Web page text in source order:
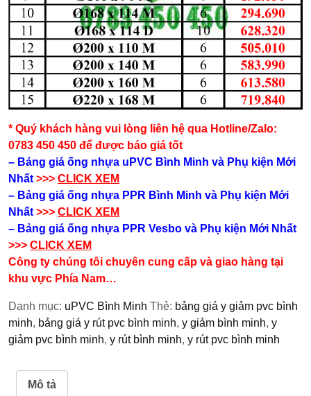
* Quý khách hàng vui lòng liên hệ qua Hotline/Zalo:
0783 450 450 để được báo giá tốt
– Bảng giá ống nhựa uPVC Bình Minh và Phụ kiện​ Mới
Nhất >>> CLICK XEM
– Bảng giá ống nhựa PPR Bình Minh và Phụ kiện​ Mới
Nhất >>> CLICK XEM
– Bảng giá ống nhựa PPR Vesbo và Phụ kiện​ Mới Nhất
>>> CLICK XEM
Công ty chúng tôi chuyên cung cấp và giao hàng tại
khu vực Phía Nam…
Danh mục: uPVC Bình Minh Thẻ: bảng giá y giảm pvc bình
minh, bảng giá y rút pvc bình minh, y giảm bình minh, y
giảm pvc bình minh, y rút bình minh, y rút pvc bình minh
Mô tả